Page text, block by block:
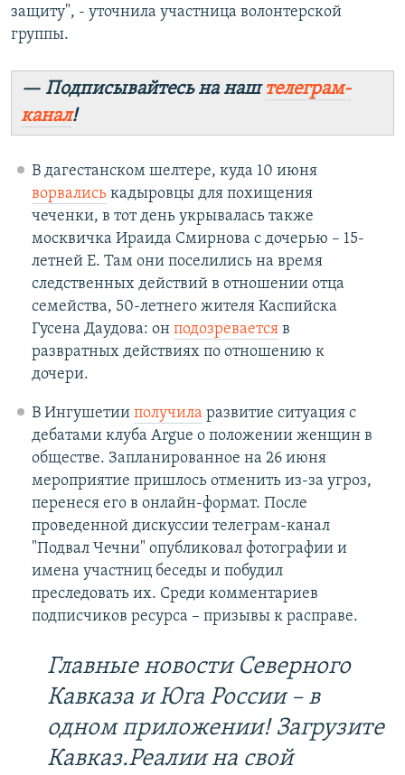
защиту", - уточнила участница волонтерской
группы.
— Подписывайтесь на наштелеграм-
канал!
В дагестанском шелтере, куда 10 июня
ворвалиськадыровцы для похищения
чеченки, в тот день укрывалась также
москвичка Ираида Смирнова с дочерью – 15-
летней Е. Там они поселились на время
следственных действий в отношении отца
семейства, 50-летнего жителя Каспийска
Гусена Даудова: он подозреваетсяв
развратных действиях по отношению к
дочери.
В Ингушетии получила развитие ситуация с
дебатами клуба Argue о положении женщин в
обществе. Запланированное на 26 июня
мероприятие пришлось отменить из-за угроз,
перенеся его в онлайн-формат. После
проведенной дискуссии телеграм-канал
"Подвал Чечни" опубликовал фотографии и
имена участниц беседы и побудил
преследовать их. Среди комментариев
подписчиков ресурса – призывы к расправе.
Главные новости Северного
Кавказа и Юга России – в
одном приложении! Загрузите
Кавказ.Реалии на свой